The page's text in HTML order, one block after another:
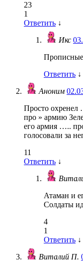
23
1
Ответить ↓
Икс
Прописные
Ответить ↓
Аноним
Просто охренел
про » армию
его армия …..
голосовали за
11
Ответить ↓
Атаман и
Солдаты
4
1
Ответить ↓
Виталий П.